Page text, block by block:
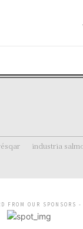
industria
FROM OUR SPONSORS -